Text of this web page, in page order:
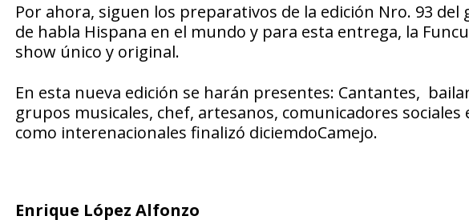
Por ahora, siguen los preparativos de la edición Nro. 93
de habla Hispana en el mundo y para esta entrega, la
show único y original.
En esta nueva edición se harán presentes: Cantantes,
grupos musicales, chef, artesanos, comunicadores
como interenacionales finalizó diciemdoCamejo.
Enrique López Alfonzo